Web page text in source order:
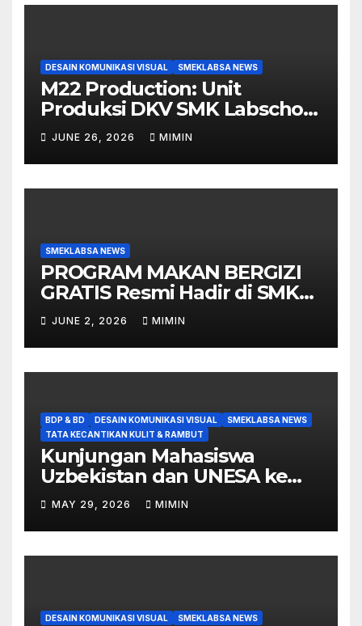
DESAIN KOMUNIKASI VISUAL SMEKLABSA NEWS
M22 Production: Unit
Produksi DKV SMK Labschool
Unesa 1 yang Siap Ambil
Peran di Berbagai Event
JUNE 26, 2026 MIMIN
SMEKLABSA NEWS
PROGRAM MAKAN BERGIZI
GRATIS Resmi Hadir di SMK
Labschool
JUNE 2, 2026 MIMIN
BDP & BD DESAIN KOMUNIKASI VISUAL
SMEKLABSA NEWS
TATA KECANTIKAN KULIT & RAMBUT
Kunjungan Mahasiswa
Uzbekistan dan UNESA ke
SMK Labschool UNESA 1
MAY 29, 2026 MIMIN
DESAIN KOMUNIKASI VISUAL SMEKLABSA NEWS